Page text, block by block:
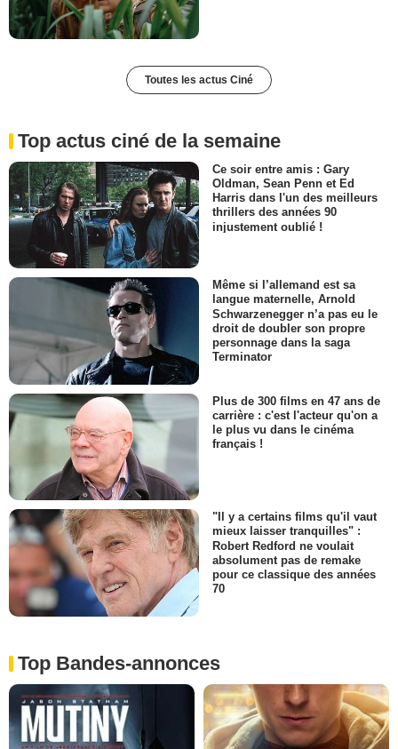
Toutes les actus Ciné
Top actus ciné de la semaine
Ce soir entre amis : Gary
Oldman, Sean Penn et Ed
Harris dans l'un des meilleurs
thrillers des années 90
injustement oublié !
Même si l’allemand est sa
langue maternelle, Arnold
Schwarzenegger n’a pas eu le
droit de doubler son propre
personnage dans la saga
Terminator
Plus de 300 films en 47 ans de
carrière : c'est l'acteur qu'on a
le plus vu dans le cinéma
français !
"Il y a certains films qu'il vaut
mieux laisser tranquilles" :
Robert Redford ne voulait
absolument pas de remake
pour ce classique des années
70
Top Bandes-annonces